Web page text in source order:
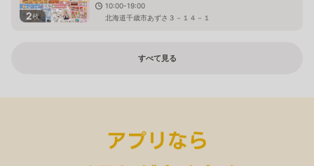
2枚
10:00-19:00
北海道千歳市あずさ３－１４－１
すべて見る